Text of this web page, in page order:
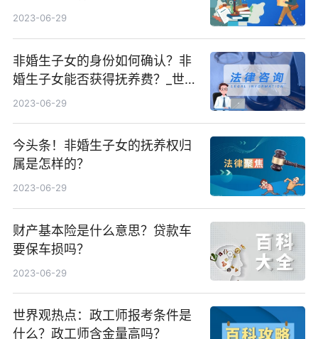
2023-06-29
非婚生子女的身份如何确认？非
婚生子女能否获得抚养费？_世界
新资讯
2023-06-29
今头条！非婚生子女的抚养权归
属是怎样的？
2023-06-29
财产基本险是什么意思？贷款车
要保车损吗？
2023-06-29
世界观热点：政工师报考条件是
什么？政工师含金量高吗？